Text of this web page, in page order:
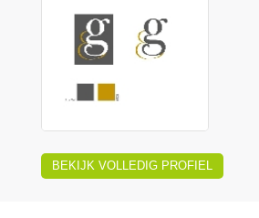
BEKIJK VOLLEDIG PROFIEL